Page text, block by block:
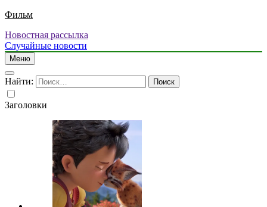
Фильм
Новостная рассылка
Случайные новости
Меню
Найти:
Заголовки